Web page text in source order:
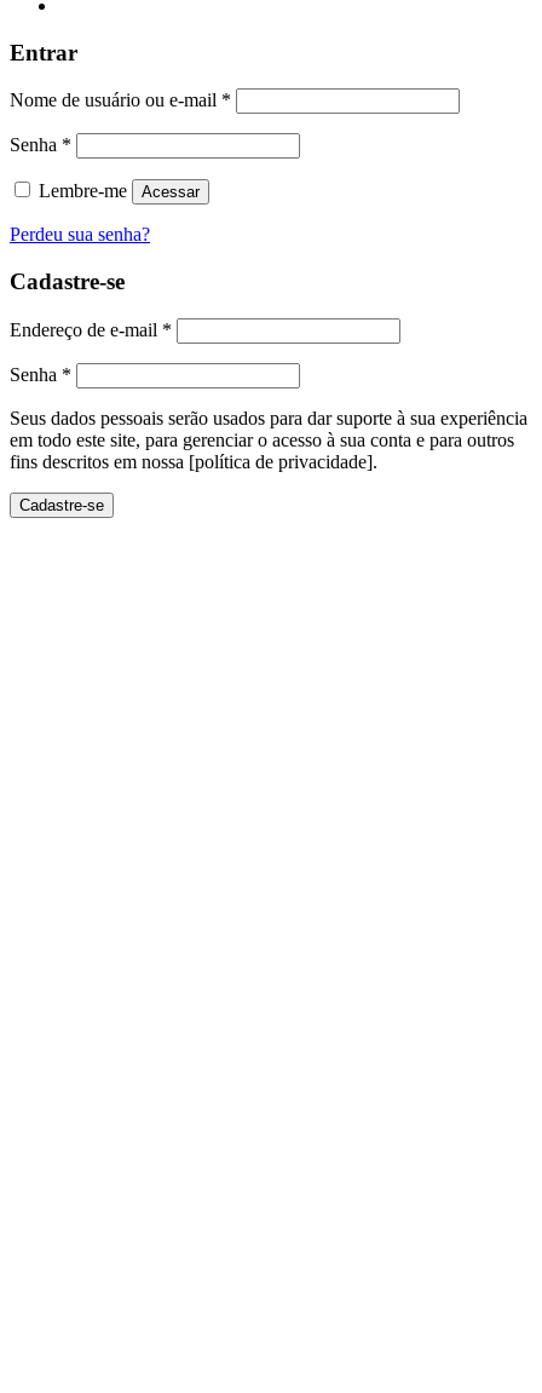
Entrar
Nome de usuário ou e-mail *
Senha *
Lembre-me Acessar
Perdeu sua senha?
Cadastre-se
Endereço de e-mail *
Senha *
Seus dados pessoais serão usados ​​para dar suporte à sua experiência
em todo este site, para gerenciar o acesso à sua conta e para outros
fins descritos em nossa [política de privacidade].
Cadastre-se